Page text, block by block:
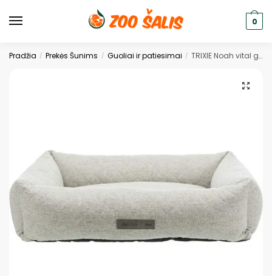
0
Pradžia / Prekės Šunims / Guoliai ir patiesimai / TRIXIE Noah vital guolis, stačiakamp., 60x50cm, šv. pilkas